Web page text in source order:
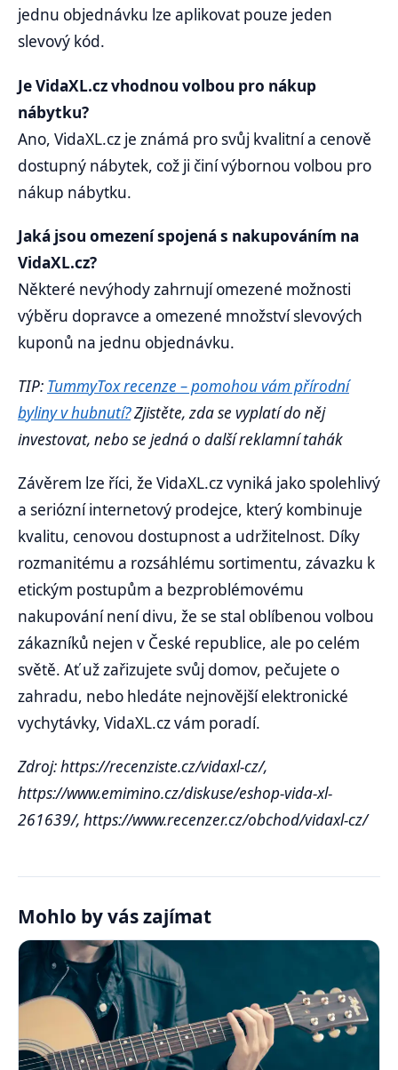
jednu objednávku lze aplikovat pouze jeden
slevový kód.
Je VidaXL.cz vhodnou volbou pro nákup
nábytku?
Ano, VidaXL.cz je známá pro svůj kvalitní a cenově
dostupný nábytek, což ji činí výbornou volbou pro
nákup nábytku.
Jaká jsou omezení spojená s nakupováním na
VidaXL.cz?
Některé nevýhody zahrnují omezené možnosti
výběru dopravce a omezené množství slevových
kuponů na jednu objednávku.
TIP: TummyTox recenze – pomohou vám přírodní
byliny v hubnutí?Zjistěte, zda se vyplatí do něj
investovat, nebo se jedná o další reklamní tahák
Závěrem lze říci, že VidaXL.cz vyniká jako spolehlivý
a seriózní internetový prodejce, který kombinuje
kvalitu, cenovou dostupnost a udržitelnost. Díky
rozmanitému a rozsáhlému sortimentu, závazku k
etickým postupům a bezproblémovému
nakupování není divu, že se stal oblíbenou volbou
zákazníků nejen v České republice, ale po celém
světě. Ať už zařizujete svůj domov, pečujete o
zahradu, nebo hledáte nejnovější elektronické
vychytávky, VidaXL.cz vám poradí.
Zdroj: https://recenziste.cz/vidaxl-cz/,
https://www.emimino.cz/diskuse/eshop-vida-xl-
261639/, https://www.recenzer.cz/obchod/vidaxl-cz/
Mohlo by vás zajímat